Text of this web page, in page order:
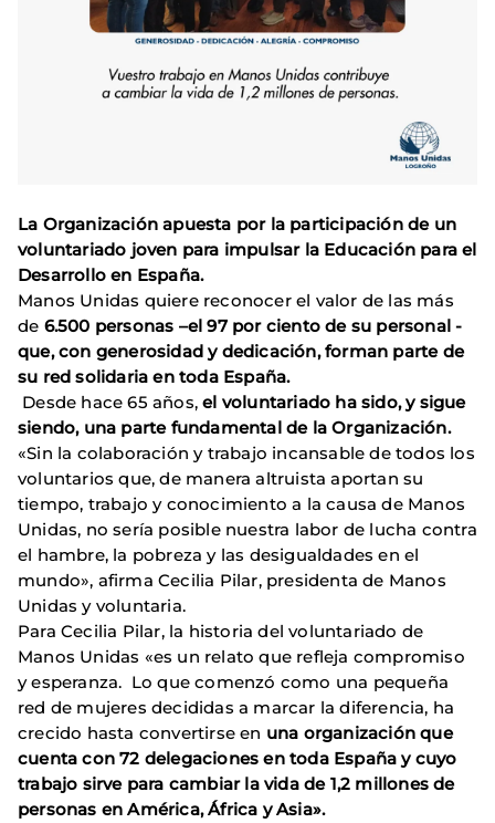
La Organización apuesta por la participación de un
voluntariado joven para impulsar la Educación para el
Desarrollo en España.
Manos Unidas quiere reconocer el valor de las más
de 6.500 personas –el 97 por ciento de su personal -
que, con generosidad y dedicación, forman parte de
su red solidaria en toda España.
Desde hace 65 años,el voluntariado ha sido, y sigue
siendo, una parte fundamental de la Organización.
«Sin la colaboración y trabajo incansable de todos los
voluntarios que, de manera altruista aportan su
tiempo, trabajo y conocimiento a la causa de Manos
Unidas, no sería posible nuestra labor de lucha contra
el hambre, la pobreza y las desigualdades en el
mundo», afirma Cecilia Pilar, presidenta de Manos
Unidas y voluntaria.
Para Cecilia Pilar, la historia del voluntariado de
Manos Unidas «es un relato que refleja compromiso
y esperanza. Lo que comenzó como una pequeña
red de mujeres decididas a marcar la diferencia, ha
crecido hasta convertirse en una organización que
cuenta con 72 delegaciones en toda España y cuyo
trabajo sirve para cambiar la vida de 1,2 millones de
personas en América, África y Asia».